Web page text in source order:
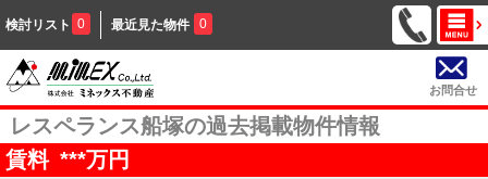
検討リスト 0 最近見た物件 0
お問合せ
レスペランス船塚の過去掲載物件情報
賃料 ***万円